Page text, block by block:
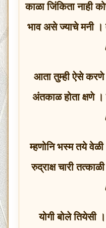
काळा जिंकिता नाही
भाव असे ज्याचे मनी ।
आता तुम्ही ऐसे करणे
अंतकाळ होता क्षणे ।
म्हणोनि भस्म तये
रुद्राक्ष चारी
योगी बोले तियेसी